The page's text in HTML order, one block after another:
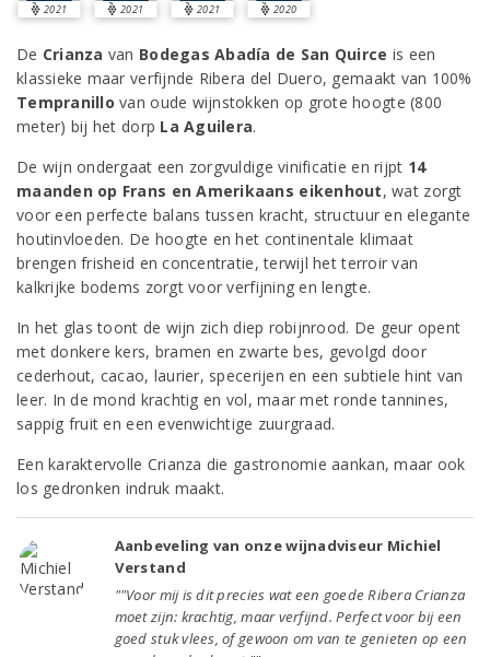
2021 2021 2021 2020
De Crianza van Bodegas Abadía de San Quirce is een
klassieke maar verfijnde Ribera del Duero, gemaakt van 100%
Tempranillo van oude wijnstokken op grote hoogte (800
meter) bij het dorp La Aguilera.
De wijn ondergaat een zorgvuldige vinificatie en rijpt 14
maanden op Frans en Amerikaans eikenhout, wat zorgt
voor een perfecte balans tussen kracht, structuur en elegante
houtinvloeden. De hoogte en het continentale klimaat
brengen frisheid en concentratie, terwijl het terroir van
kalkrijke bodems zorgt voor verfijning en lengte.
In het glas toont de wijn zich diep robijnrood. De geur opent
met donkere kers, bramen en zwarte bes, gevolgd door
cederhout, cacao, laurier, specerijen en een subtiele hint van
leer. In de mond krachtig en vol, maar met ronde tannines,
sappig fruit en een evenwichtige zuurgraad.
Een karaktervolle Crianza die gastronomie aankan, maar ook
los gedronken indruk maakt.
Aanbeveling van onze wijnadviseur Michiel
Verstand
""Voor mij is dit precies wat een goede Ribera Crianza
moet zijn: krachtig, maar verfijnd. Perfect voor bij een
goed stuk vlees, of gewoon om van te genieten op een